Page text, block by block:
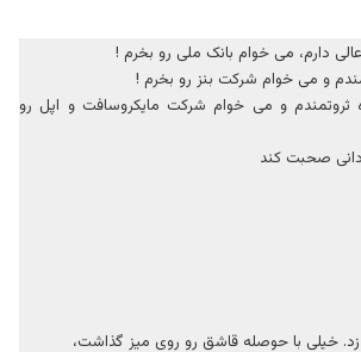
دارم، می خوام بانک ملی رو بخرم !
و می خوام شرکت بنز رو بخرم !
ثروتمندم و می خوام شرکت مایکروسافت و اپل رو
صحبت کند
خیلی با حوصله قاشق رو روی میز گذاشت،